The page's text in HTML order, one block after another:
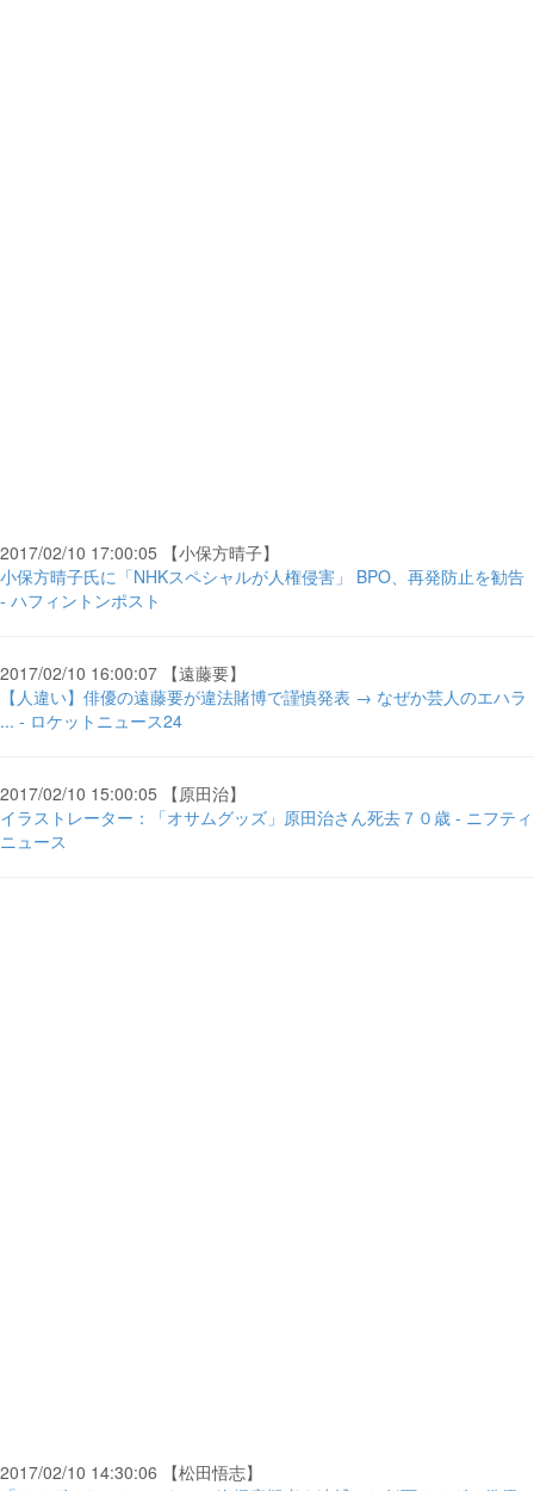
2017/02/10 17:00:05 【小保方晴子】
小保方晴子氏に「NHKスペシャルが人権侵害」 BPO、再発防止を勧告
- ハフィントンポスト
2017/02/10 16:00:07 【遠藤要】
【人違い】俳優の遠藤要が違法賭博で謹慎発表 → なぜか芸人のエハラ
... - ロケットニュース24
2017/02/10 15:00:05 【原田治】
イラストレーター：「オサムグッズ」原田治さん死去７０歳 - ニフティ
ニュース
2017/02/10 14:30:06 【松田悟志】